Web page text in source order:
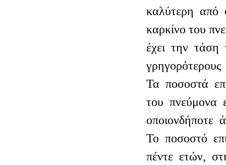
καλύτερη από
καρκίνο του
έχει την
Τα ποσοστά
του πνεύμονα
οποιονδήποτε
Το ποσοστό
πέντε ετών,